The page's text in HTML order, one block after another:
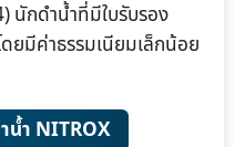
นักดำน้ำที่มีใบรับรอง
ดยมีค่าธรรมเนียมเล็กน้อย
น้ำ NITROX